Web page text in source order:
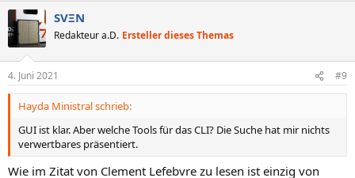
k
t
e
n
SVΞN
Redakteur a.D. Ersteller dieses Themas
4. Juni 2021 #9
Hayda Ministral schrieb:
GUI ist klar. Aber welche Tools für das CLI? Die Suche hat mir nichts
verwertbares präsentiert.
Wie im Zitat von Clement Lefebvre zu lesen ist einzig von